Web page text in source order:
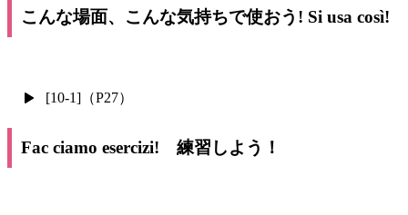
こんな場面、こんな気持ちで使おう! Si usa così!
[10-1]（P27）
Fac ciamo esercizi! 練習しよう！